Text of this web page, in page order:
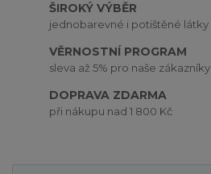
ŠIROKÝ VÝBĚR
jednobarevné i potištěné látky
VĚRNOSTNÍ PROGRAM
sleva až 5% pro naše zákazníky
DOPRAVA ZDARMA
při nákupu nad 1 800 Kč